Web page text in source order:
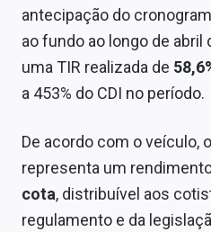
antecipação do
ao fundo ao longo de abril
uma TIR realizada de
a 453% do CDI no período.
De acordo com o veículo,
representa um
cota, distribuível aos
regulamento e da